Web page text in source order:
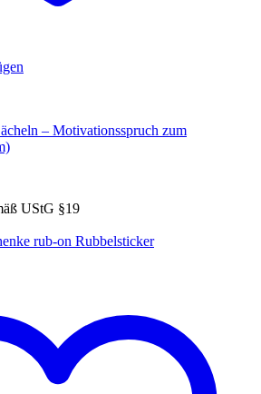
– Motivationsspruch zum
UStG §19